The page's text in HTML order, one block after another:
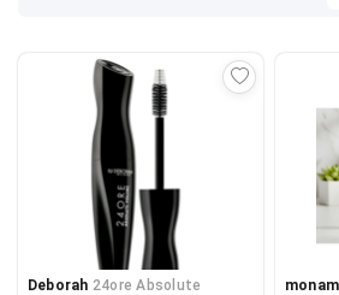
Deborah 24ore Absolute